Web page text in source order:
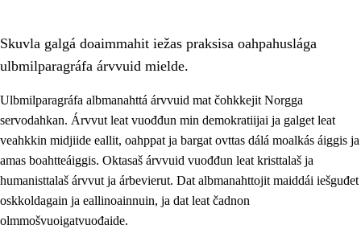
1. Oahpahusa árvovuođđu
1.1 Olmmošárvu
1.2 Identitehta ja kultuvrralaš girjáivuohta
Skuvla galgá doaimmahit iežas praksisa oahpahuslága
ulbmilparagráfa árvvuid mielde.
Ulbmilparagráfa albmanahttá árvvuid mat čohkkejit Norgga
servodahkan. Árvvut leat vuođđun min demokratiijai ja galget leat
veahkkin midjiide eallit, oahppat ja bargat ovttas dálá moalkás áiggis ja
amas boahtteáiggis. Oktasaš árvvuid vuođđun leat kristtalaš ja
humanisttalaš árvvut ja árbevierut. Dat albmanahttojit maiddái iešguđet
oskkoldagain ja eallinoainnuin, ja dat leat čadnon
olmmošvuoigatvuođaide.